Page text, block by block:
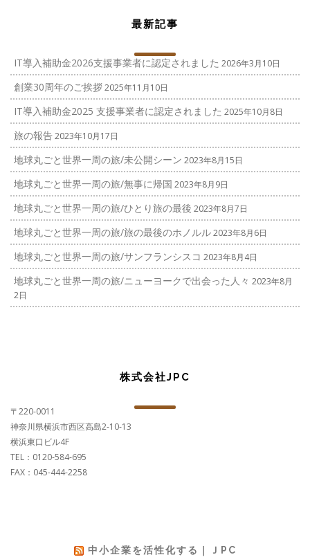
最新記事
IT導入補助金2026支援事業者に認定されました 2026年3月10日
創業30周年のご挨拶2025年11月10日
IT導入補助金2025 支援事業者に認定されました 2025年10月8日
旅の報告2023年10月17日
地球丸ごと世界一周の旅/未公開シーン 2023年8月15日
地球丸ごと世界一周の旅/無事に帰国 2023年8月9日
地球丸ごと世界一周の旅/ひとり旅の最後 2023年8月7日
地球丸ごと世界一周の旅/旅の最後のホノルル2023年8月6日
地球丸ごと世界一周の旅/サンフランシスコ 2023年8月4日
地球丸ごと世界一周の旅/ニューヨークで出会った人々 2023年8月
2日
株式会社JPC
〒220-0011
神奈川県横浜市西区高島2-10-13
横浜東口ビル4F
TEL：0120-584-695
FAX：045-444-2258
中小企業を活性化する｜ＪPC